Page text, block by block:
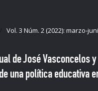
/ Vol. 3 Núm. 2 (2022): marzo-
de José Vasconcelos
una política educativa